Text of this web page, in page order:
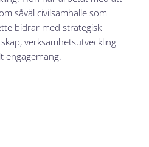
såväl civilsamhälle som
bidrar med strategisk
verksamhetsutveckling
engagemang.